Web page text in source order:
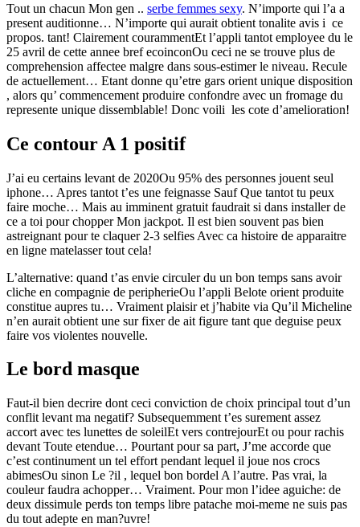
Tout un chacun Mon gen .. serbe femmes sexy. N’importe qui l’a a
present auditionne… N’importe qui aurait obtient tonalite avis i ce
propos. tant! Clairement courammentEt l’appli tantot employee du le
25 avril de cette annee bref ecoinconOu ceci ne se trouve plus de
comprehension affectee malgre dans sous-estimer le niveau. Recule
de actuellement… Etant donne qu’etre gars orient unique disposition
, alors qu’ commencement produire confondre avec un fromage du
represente unique dissemblable! Donc voili les cote d’amelioration!
Ce contour A 1 positif
J’ai eu certains levant de 2020Ou 95% des personnes jouent seul
iphone… Apres tantot t’es une feignasse Sauf Que tantot tu peux
faire moche… Mais au imminent gratuit faudrait si dans installer de
ce a toi pour chopper Mon jackpot. Il est bien souvent pas bien
astreignant pour te claquer 2-3 selfies Avec ca histoire de apparaitre
en ligne matelasser tout cela!
L’alternative: quand t’as envie circuler du un bon temps sans avoir
cliche en compagnie de peripherieOu l’appli Belote orient produite
constitue aupres tu… Vraiment plaisir et j’habite via Qu’il Micheline
n’en aurait obtient une sur fixer de ait figure tant que deguise peux
faire vos violentes nouvelle.
Le bord masque
Faut-il bien decrire dont ceci conviction de choix principal tout d’un
conflit levant ma negatif? Subsequemment t’es surement assez
accort avec tes lunettes de soleilEt vers contrejourEt ou pour rachis
devant Toute etendue… Pourtant pour sa part, J’me accorde que
c’est continument un tel effort pendant lequel il joue nos crocs
abimesOu sinon Le ?il , lequel bon bordel A l’autre. Pas vrai, la
couleur faudra achopper… Vraiment. Pour mon l’idee aguiche: de
deux dissimule perds ton temps libre patache moi-meme ne suis pas
du tout adepte en man?uvre!